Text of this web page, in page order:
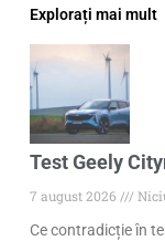
Explorați mai mult
Test Geely
7 august 2026
Ce contradicție în